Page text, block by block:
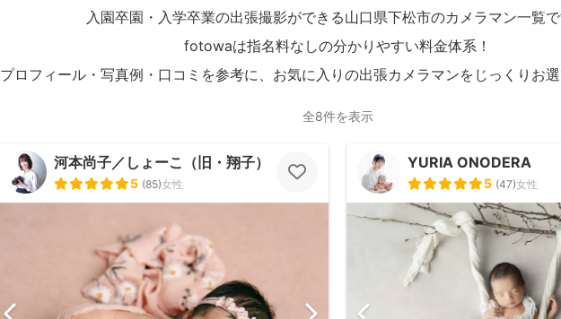
入園卒園・入学卒業の出張撮影ができる山口県下松市のカメラマン一覧で
fotowaは指名料なしの分かりやすい料金体系！
プロフィール・写真例・口コミを参考に、お気に入りの出張カメラマンをじっくりお選
全8件を表示
河本尚子／しょーこ（旧・翔子）
5 (85)女性
YURIA ONODERA
5 (47)女性